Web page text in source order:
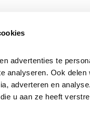
advertenties te
analyseren. Ook
adverteren en
u aan ze heeft